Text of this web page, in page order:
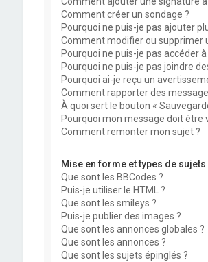
Comment créer un sondage ?
Pourquoi ne puis-je pas ajouter
Comment modifier ou supprimer
Pourquoi ne puis-je pas accéder
Pourquoi ne puis-je pas joindre
Pourquoi ai-je reçu un
Comment rapporter des
À quoi sert le bouton «
Pourquoi mon message doit être
Comment remonter mon sujet ?
Mise en forme et types de sujets
Que sont les BBCodes ?
Puis-je utiliser le HTML ?
Que sont les smileys ?
Puis-je publier des images ?
Que sont les annonces globales ?
Que sont les annonces ?
Que sont les sujets épinglés ?